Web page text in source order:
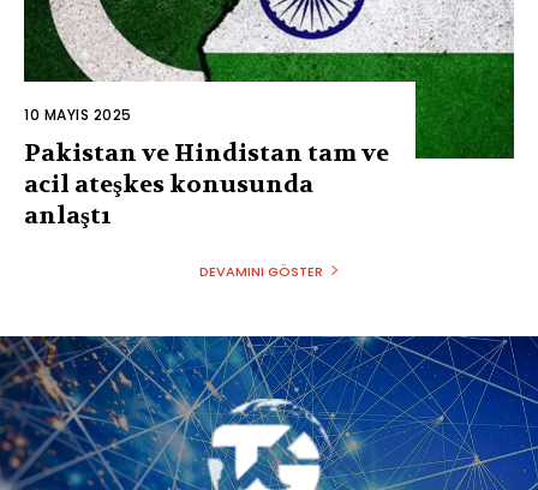
10 MAYIS 2025
Pakistan ve Hindistan tam ve
acil ateşkes konusunda
anlaştı
DEVAMINI GÖSTER